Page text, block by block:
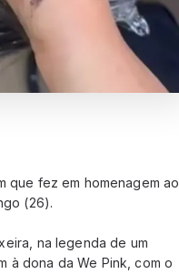
que fez em homenagem ao
(26).
na legenda de um
à dona da We Pink, com o